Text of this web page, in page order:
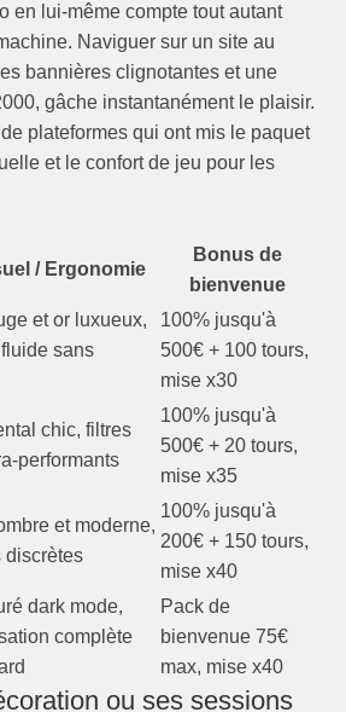
en lui-même compte tout autant
Naviguer sur un site au
bannières clignotantes et une
gâche instantanément le plaisir.
plateformes qui ont mis le paquet
et le confort de jeu pour les
/ Ergonomie
Bonus de
bienvenue
et or luxueux,
sans
100% jusqu'à
500€ + 100 tours,
mise x30
chic, filtres
performants
100% jusqu'à
500€ + 20 tours,
mise x35
et moderne,
discrètes
100% jusqu'à
200€ + 150 tours,
mise x40
dark mode,
complète
Pack de
bienvenue 75€
max, mise x40
ou ses sessions